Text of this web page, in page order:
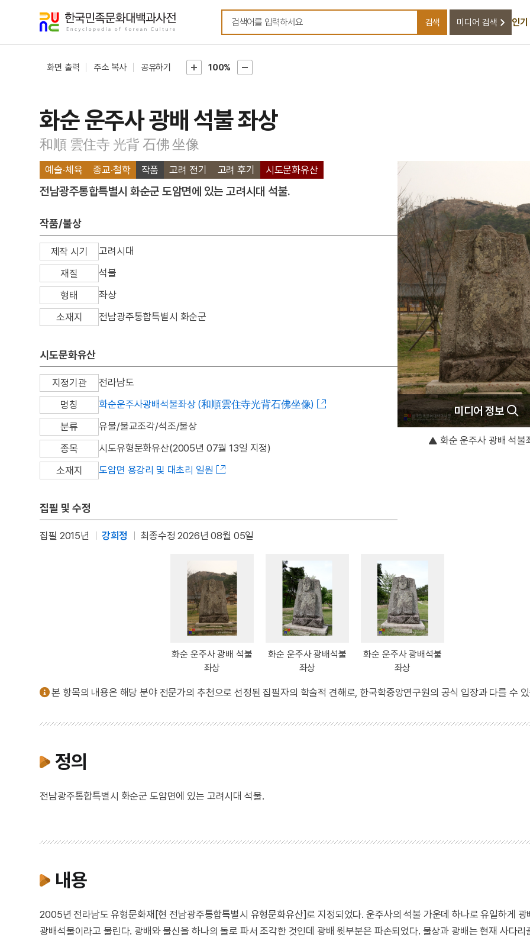
검색어를 입력하세요
검색 미디어 검색 인
화면 출력 주소 복사 공유하기 100%
화순 운주사 광배 석불 좌상
和順 雲住寺 光背 石佛 坐像
예술·체육 종교·철학 작품 고려 전기 고려 후기 시도문화유산
전남광주통합특별시 화순군 도암면에 있는 고려시대 석불.
작품/불상
제작 시기
고려시대
재질
석불
형태
좌상
소재지
전남광주통합특별시 화순군
시도문화유산
지정기관
전라남도
명칭
화순운주사광배석불좌상 (和順雲住寺光背石佛坐像)
분류
유물/불교조각/석조/불상
종목
시도유형문화유산(2005년 07월 13일 지정)
소재지
도암면 용강리 및 대초리 일원
집필 및 수정
집필 2015년 강희정 최종수정 2026년 08월 05일
미디어 정보
화순 운주사 광배 석불
화순 운주사 광배 석불
좌상
화순 운주사 광배석불
좌상
화순 운주사 광배석불
좌상
본 항목의 내용은 해당 분야 전문가의 추천으로 선정된 집필자의 학술적 견해로, 한국학중앙연구원의 공식 입장과 다를 수
정의
전남광주통합특별시 화순군 도암면에 있는 고려시대 석불.
내용
2005년 전라남도 유형문화재[현 전남광주통합특별시 유형문화유산]로 지정되었다. 운주사의 석불 가운데 하나로 유일하게 광
광배석불이라고 불린다. 광배와 불신을 하나의 돌로 파서 조각한 것인데 광배 윗부분은 파손되었다. 불상과 광배는 현재 사다리